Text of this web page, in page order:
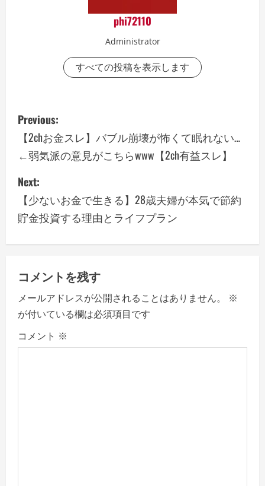
phi72110
Administrator
すべての投稿を表示します
P
o
s
t
n
a
i
g
a
Previous:
【2chお金スレ】バブル崩壊が怖くて眠れない…
←弱気派の意見がこちらwww【2ch有益スレ】
Next:
【少ないお金で生きる】28歳夫婦が本気で節約
貯金投資する理由とライフプラン
コメントを残す
メールアドレスが公開されることはありません。
※
が付いている欄は必須項目です
コメント ※